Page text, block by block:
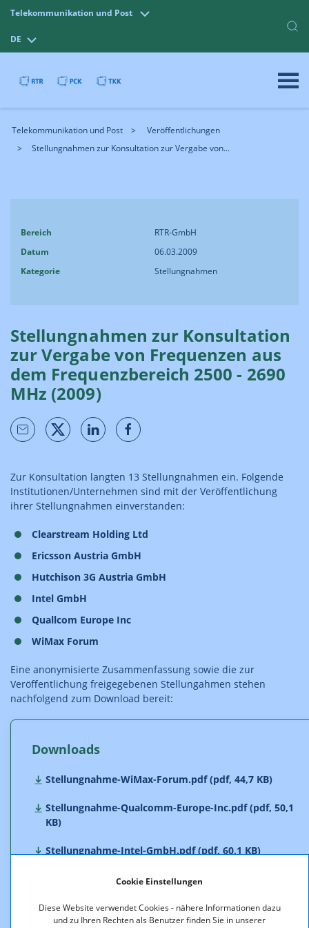
Cookie Einstellungen
Diese Website verwendet Cookies - nähere Informationen dazu
und zu Ihren Rechten als Benutzer finden Sie in unserer
Telekommunikation und Post
DE
Telekommunikation und Post
Veröffentlichungen
Stellungnahmen zur Konsultation zur Vergabe von...
Bereich
RTR-GmbH
Datum
06.03.2009
Kategorie
Stellungnahmen
Stellungnahmen zur Konsultation
zur Vergabe von Frequenzen aus
dem Frequenzbereich 2500 - 2690
MHz (2009)
Zur Konsultation langten 13 Stellungnahmen ein. Folgende
Institutionen/Unternehmen sind mit der Veröffentlichung
ihrer Stellungnahmen einverstanden:
Clearstream Holding Ltd
Ericsson Austria GmbH
Hutchison 3G Austria GmbH
Intel GmbH
Quallcom Europe Inc
WiMax Forum
Eine anonymisierte Zusammenfassung sowie die zur
Veröffentlichung freigegebenen Stellungahmen stehen
nachfolgend zum Download bereit:
Downloads
Stellungnahme-WiMax-Forum.pdf (pdf, 44,7 KB)
Stellungnahme-Qualcomm-Europe-Inc.pdf (pdf, 50,1
KB)
Stellungnahme-Intel-GmbH.pdf (pdf, 60,1 KB)
Stellungnahme-Hutchison-3G-Austria.pdf (pdf, 103,7
Stellungnahme-Ericsson-Austria-GmbH.pdf (pdf,